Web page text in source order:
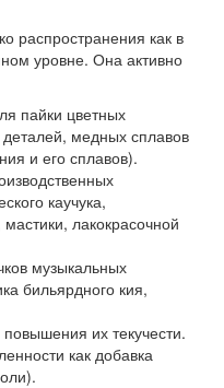
распространения как в
уровне. Она активно
пайки цветных
медных сплавов
и его сплавов).
каучука,
лакокрасочной
музыкальных
бильярдного кия,
их текучести.
как добавка